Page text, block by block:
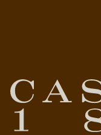
ESP CAT ENG